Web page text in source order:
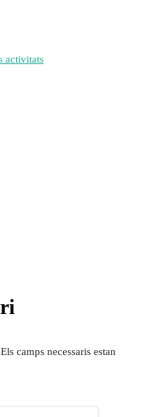
activitats
Els camps necessaris estan